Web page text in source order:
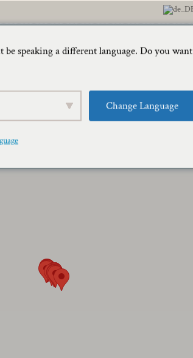
家 旅行ブログ
be speaking a different language. Do you want
Change Language